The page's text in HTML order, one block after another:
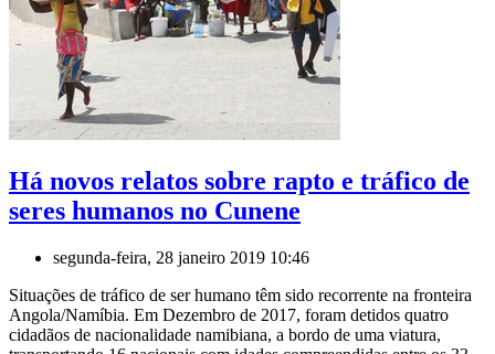
Há novos relatos sobre rapto e tráfico de
seres humanos no Cunene
segunda-feira, 28 janeiro 2019 10:46
Situações de tráfico de ser humano têm sido recorrente na fronteira
Angola/Namíbia. Em Dezembro de 2017, foram detidos quatro
cidadãos de nacionalidade namibiana, a bordo de uma viatura,